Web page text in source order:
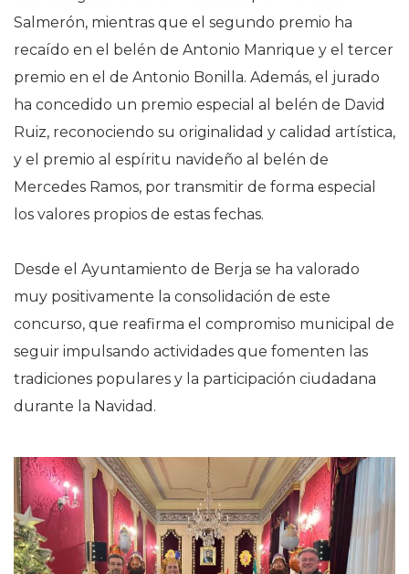
Salmerón, mientras que el segundo premio ha
recaído en el belén de Antonio Manrique y el tercer
premio en el de Antonio Bonilla. Además, el jurado
ha concedido un premio especial al belén de David
Ruiz, reconociendo su originalidad y calidad artística,
y el premio al espíritu navideño al belén de
Mercedes Ramos, por transmitir de forma especial
los valores propios de estas fechas.
Desde el Ayuntamiento de Berja se ha valorado
muy positivamente la consolidación de este
concurso, que reafirma el compromiso municipal de
seguir impulsando actividades que fomenten las
tradiciones populares y la participación ciudadana
durante la Navidad.